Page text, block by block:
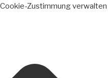
Cookie-Zustimmung verwalten